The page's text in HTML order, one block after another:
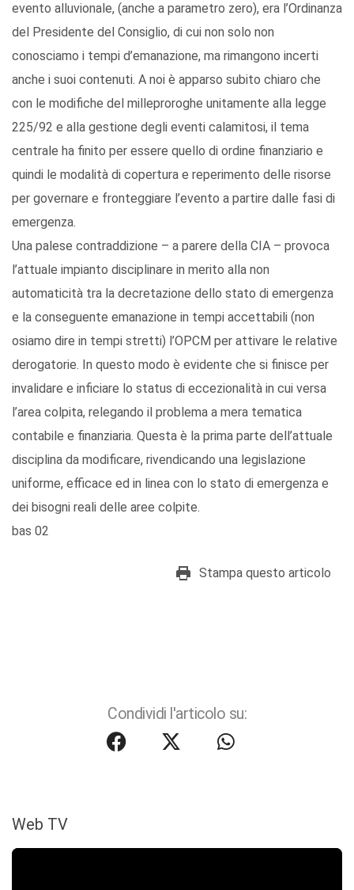
evento alluvionale, (anche a parametro zero), era l’Ordinanza
del Presidente del Consiglio, di cui non solo non
conosciamo i tempi d’emanazione, ma rimangono incerti
anche i suoi contenuti. A noi è apparso subito chiaro che
con le modifiche del milleproroghe unitamente alla legge
225/92 e alla gestione degli eventi calamitosi, il tema
centrale ha finito per essere quello di ordine finanziario e
quindi le modalità di copertura e reperimento delle risorse
per governare e fronteggiare l’evento a partire dalle fasi di
emergenza.
Una palese contraddizione – a parere della CIA – provoca
l’attuale impianto disciplinare in merito alla non
automaticità tra la decretazione dello stato di emergenza
e la conseguente emanazione in tempi accettabili (non
osiamo dire in tempi stretti) l’OPCM per attivare le relative
derogatorie. In questo modo è evidente che si finisce per
invalidare e inficiare lo status di eccezionalità in cui versa
l’area colpita, relegando il problema a mera tematica
contabile e finanziaria. Questa è la prima parte dell’attuale
disciplina da modificare, rivendicando una legislazione
uniforme, efficace ed in linea con lo stato di emergenza e
dei bisogni reali delle aree colpite.
bas 02
Stampa questo articolo
Condividi l'articolo su:
Web TV